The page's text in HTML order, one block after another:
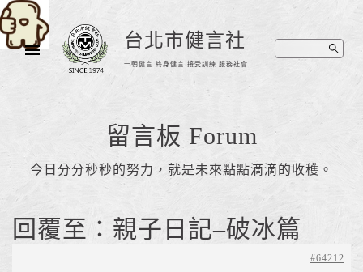
台北市健言社
一朝健言 終身健言 接受訓練 服務社會
留言板 Forum
今日分分秒秒的努力，就是未來點點滴滴的收穫。
回覆至：親子日記–破冰篇
#64212